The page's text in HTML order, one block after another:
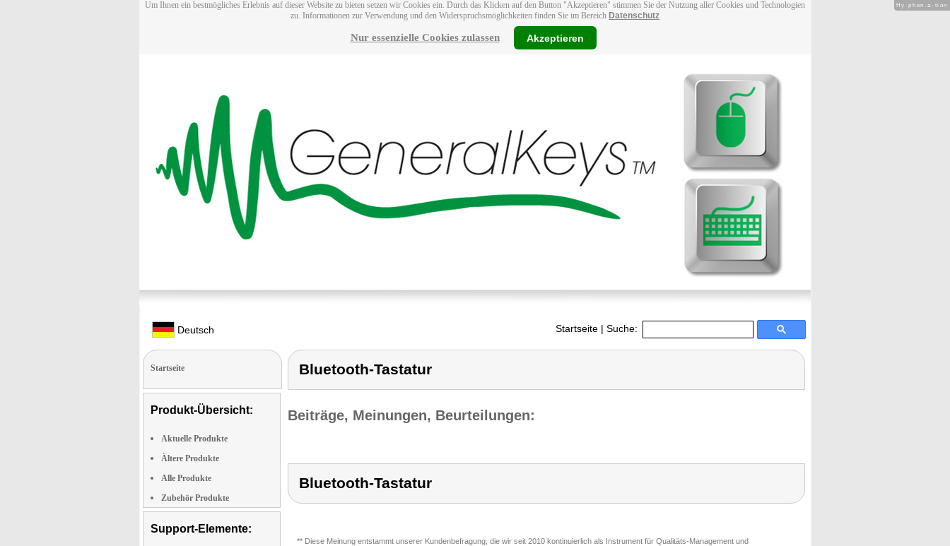
Um Ihnen ein bestmögliches Erlebnis auf dieser Website zu bieten setzen wir Cookies ein. Durch das Klicken auf den Button "Akzeptieren" stimmen Sie der Nutzung aller Cookies und Technologien
zu. Informationen zur Verwendung und den Widerspruchsmöglichkeiten finden Sie im Bereich Datenschutz
Nur essenzielle Cookies zulassen Akzeptieren
Deutsch Startseite | Suche:
Startseite
Produkt-Übersicht:
Aktuelle Produkte
Ältere Produkte
Alle Produkte
Zubehör Produkte
Support-Elemente:
Bluetooth-Tastatur
Beiträge, Meinungen, Beurteilungen:
Bluetooth-Tastatur
** Diese Meinung entstammt unserer Kundenbefragung, die wir seit 2010 kontinuierlich als Instrument für Qualitäts-Management und
Hy-phen-a-tion